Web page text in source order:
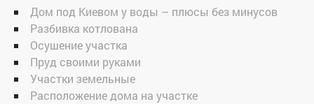
Дом под Киевом у воды – плюсы без минусов
Разбивка котлована
Осушение участка
Пруд своими руками
Участки земельные
Расположение дома на участке